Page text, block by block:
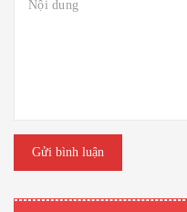
Gửi bình luận